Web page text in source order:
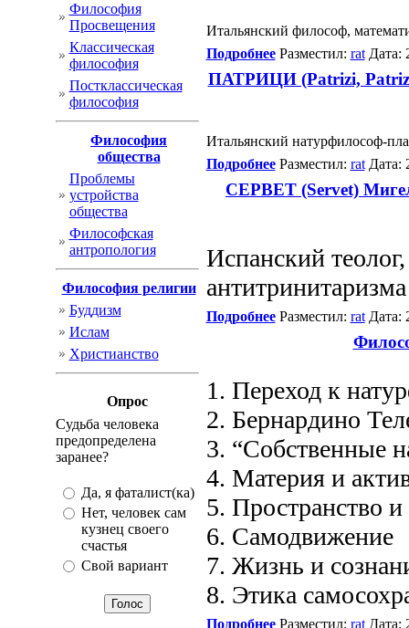
Философия
Просвещения
Классическая
философия
Постклассическая
философия
Философия
общества
Проблемы
устройства
общества
Философская
антропология
Философия религии
Буддизм
Ислам
Христианство
Опрос
Судьба человека
предопределена
заранее?
Да, я фаталист(ка)
Нет, человек сам
кузнец своего
счастья
Свой вариант
Итальянский философ,
ПодробнееРазместил: ratДата:
ПАТРИЦИ (Patrizi,
Итальянский натурфилософ-
ПодробнееРазместил: ratДата:
CEPBET (Servet)
Испанский
антитринитаризма
ПодробнееРазместил: ratДата:
1. Переход к
2. Бернардино
3. “Собственные
4. Материя и
5. Пространство
6. Самодвижение
7. Жизнь и
8. Этика
ПодробнееРазместил: ratДата: